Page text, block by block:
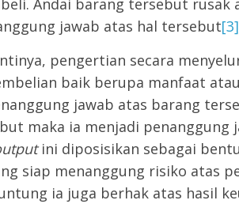
Andai barang tersebut rusak
jawab atas hal tersebut[3]
pengertian secara
baik berupa manfaat
jawab atas barang
maka ia menjadi penanggung
ini diposisikan sebagai
siap menanggung risiko atas
ia juga berhak atas hasil